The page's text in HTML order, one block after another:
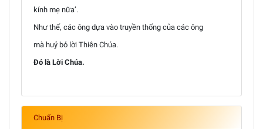
kính mẹ nữa’.
Như thế, các ông dựa vào truyền thống của các ông
mà huỷ bỏ lời Thiên Chúa.
Đó là Lời Chúa.
Chuẩn Bị